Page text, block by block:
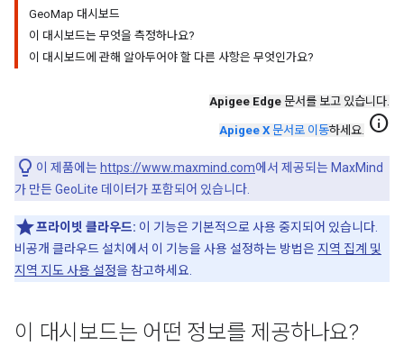
GeoMap 대시보드
이 대시보드는 무엇을 측정하나요?
이 대시보드에 관해 알아두어야 할 다른 사항은 무엇인가요?
Apigee Edge 문서를 보고 있습니다.
Apigee X 문서로 이동하세요. info
이 제품에는 https://www.maxmind.com에서 제공되는 MaxMind
가 만든 GeoLite 데이터가 포함되어 있습니다.
프라이빗 클라우드: 이 기능은 기본적으로 사용 중지되어 있습니다.
비공개 클라우드 설치에서 이 기능을 사용 설정하는 방법은 지역 집계 및
지역 지도 사용 설정을 참고하세요.
이 대시보드는 어떤 정보를 제공하나요?